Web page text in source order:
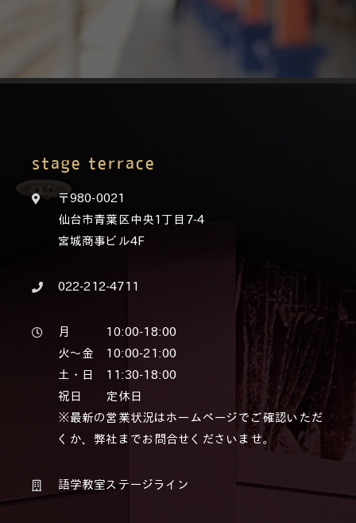
stage terrace
〒980-0021
仙台市青葉区中央1丁目7-4
宮城商事ビル4F
022-212-4711
月 10:00-18:00
火～金 10:00-21:00
土・日 11:30-18:00
祝日 定休日
※最新の営業状況はホームページでご確認いただ
くか、弊社までお問合せくださいませ。
語学教室ステージライン